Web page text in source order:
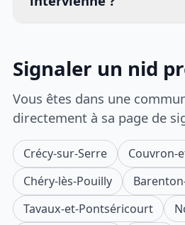
Signaler un nid
Vous êtes dans une
directement à sa page de
Crécy-sur-Serre
Couvron-
Chéry-lès-Pouilly
Tavaux-et-Pontséricourt